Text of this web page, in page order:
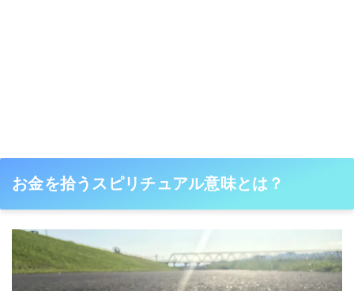
お金を拾うスピリチュアル意味とは？